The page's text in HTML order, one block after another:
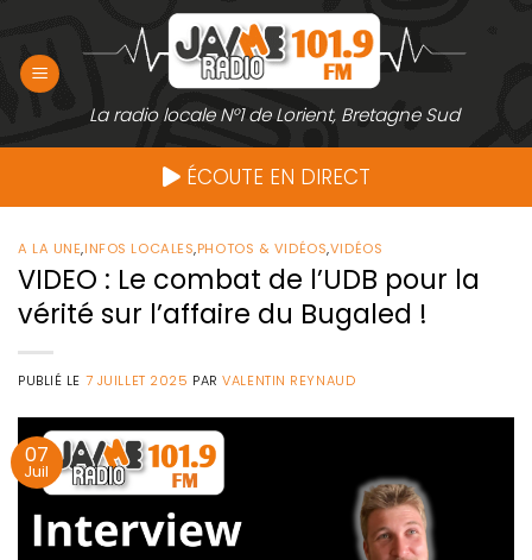
contenu
La radio locale N°1 de Lorient, Bretagne Sud
ÉCOUTE EN DIRECT
A LA UNE,INFOS LOCALES,PHOTOS & VIDÉOS,VIDÉOS
VIDEO : Le combat de l’UDB pour la
vérité sur l’affaire du Bugaled !
PUBLIÉ LE 7 JUILLET 2025 PARVALENTIN REYNAUD
07
Juil